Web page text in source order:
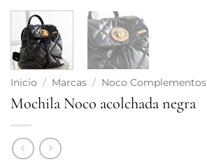
Inicio / Marcas / Noco Complementos
Mochila Noco acolchada negra